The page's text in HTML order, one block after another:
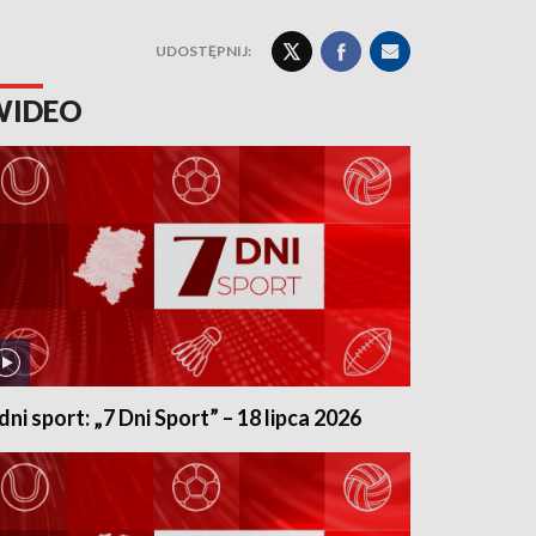
UDOSTĘPNIJ:
sport: „7 Dni Sport” – 18 lipca 2026